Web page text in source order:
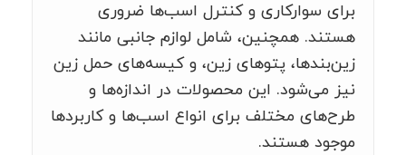
برای سوارکاری و کنترل اسب‌ها ضروری
هستند. همچنین، شامل لوازم جانبی مانند
زین‌بندها، پتوهای زین، و کیسه‌های حمل زین
نیز می‌شود. این محصولات در اندازه‌ها و
طرح‌های مختلف برای انواع اسب‌ها و کاربردها
موجود هستند.